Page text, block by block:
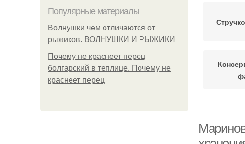
Популярные материалы
Волнушки чем отличаются от
рыжиков. ВОЛНУШКИ И РЫЖИКИ
Почему не краснеет перец
болгарский в теплице. Почему не
краснеет перец